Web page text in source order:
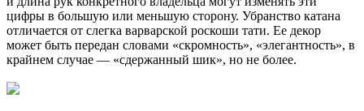
цифры в большую или меньшую сторону. Убранство катана
отличается от слегка варварской роскоши тати. Ее декор
может быть передан словами «скромность», «элегантность», в
крайнем случае — «сдержанный шик», но не более.